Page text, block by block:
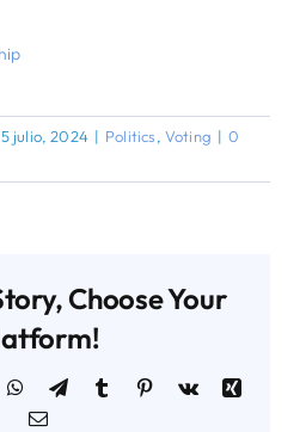
5 julio, 2024 | Politics, Voting | 0
Choose Your
WhatsApp
TelegramTumblr Pinterest
Vk
Xing
Email